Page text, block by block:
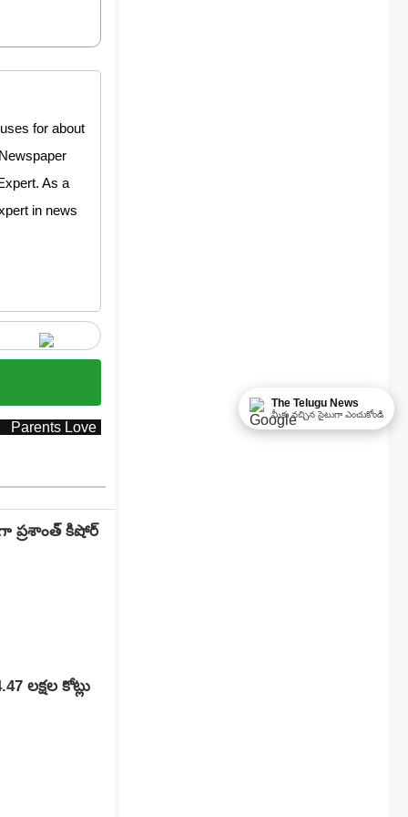
for about
As a
in news
Parents Love Social Awareness
ప్రశాంత్ కిషోర్
The Telugu News
మీకు నచ్చిన సైటుగా ఎంచుకోండి